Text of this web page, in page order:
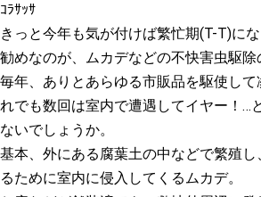
ｺﾗｻｯｻ
きっと今年も気が付けば繁忙期(T-T)に
勧めなのが、ムカデなどの不快害虫駆除
毎年、ありとあらゆる市販品を駆使し
れでも数回は室内で遭遇してイヤー！…
ないでしょうか。
基本、外にある腐葉土の中などで繁殖
るために室内に侵入してくるムカデ。